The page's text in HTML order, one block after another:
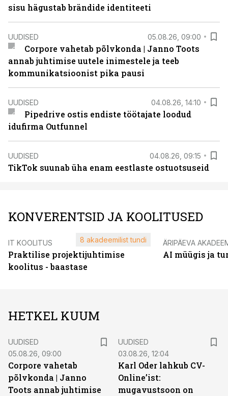
sisu hägustab brändide identiteeti
UUDISED 05.08.26, 09:00
Corpore vahetab põlvkonda | Janno Toots
annab juhtimise uutele inimestele ja teeb
kommunikatsioonist pika pausi
UUDISED 04.08.26, 14:10
Pipedrive ostis endiste töötajate loodud
idufirma Outfunnel
UUDISED 04.08.26, 09:15
TikTok suunab üha enam eestlaste ostuotsuseid
KONVERENTSID JA KOOLITUSED
IT KOOLITUS
Praktilise projektijuhtimise
koolitus - baastase
8 akadeemilist tundi ÄRIPÄEVA
AI müügis ja
HETKEL KUUM
UUDISED
05.08.26, 09:00
Corpore vahetab
põlvkonda | Janno
Toots annab juhtimise
UUDISED
03.08.26, 12:04
Karl Oder lahkub CV-
Online’ist:
mugavustsoon on